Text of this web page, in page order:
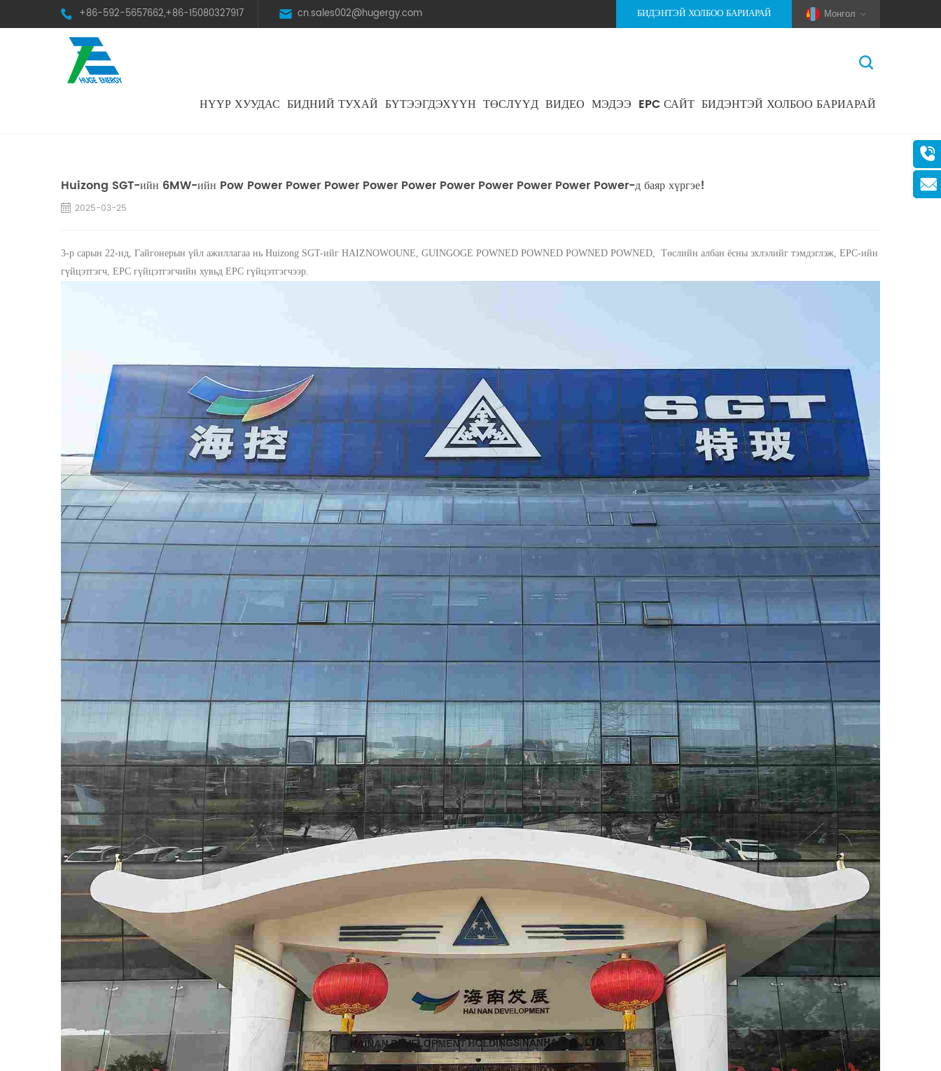
+86-592-5657662,+86-15080327917 cn.sales002@hugergy.com Монгол
БИДЭНТЭЙ ХОЛБОО БАРИАРАЙ
НҮҮР ХУУДАС БИДНИЙ ТУХАЙ БҮТЭЭГДЭХҮҮН ТӨСЛҮҮД ВИДЕО МЭДЭЭ EPC САЙТ БИДЭНТЭЙ ХОЛБОО БАРИАРАЙ
Huizong SGT-ийн 6MW-ийн Pow Power Power Power Power Power Power Power Power Power Power-д баяр хүргэе!
2025-03-25
3-р сарын 22-нд, Гайгонерын үйл ажиллагаа нь Huizong SGT-ийг HAIZNOWOUNE, GUINGOGE POWNED POWNED POWNED POWNED, Төслийн албан ёсны эхлэлийг тэмдэглэж, EPC-ийн
гүйцэтгэгч, EPC гүйцэтгэгчийн хувьд EPC гүйцэтгэгчээр.